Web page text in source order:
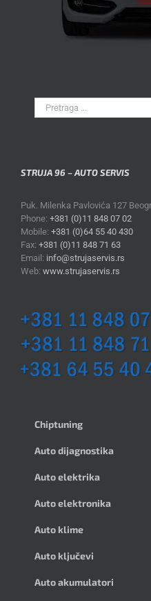
Search
for:
STRUJA 96 – AUTO SERVIS
Puk. Milenka Pavlovića 127
Phone: +381 (0)11 848 07 02
Mobile: +381 (0)64 55 40 430
Fax: +381 (0)11 848 71 63
Email: info@strujaservis.rs
Web: www.strujaservis.rs
Chiptuning
Auto dijagnostika
Auto elektrika
Auto elektronika
Auto klime
Auto ključevi
Auto akumulatori